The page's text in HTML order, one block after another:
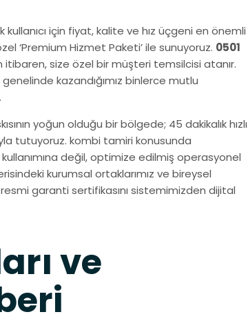
için fiyat, kalite ve hız üçgeni en önemli
‘Premium Hizmet Paketi’ ile sunuyoruz. 0501
itibaren, size özel bir müşteri temsilcisi atanır.
kazandığımız binlerce mutlu
yoğun olduğu bir bölgede; 45 dakikalık hızlı
tutuyoruz. kombi tamiri konusunda
değil, optimize edilmiş operasyonel
kurumsal ortaklarımız ve bireysel
resmi garanti sertifikasını sistemimizden dijital
ve